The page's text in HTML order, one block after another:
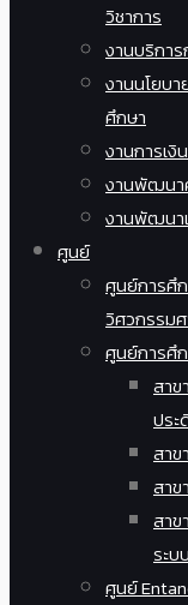
วิชาการ
งานบริการ
งานนโยบ
ศึกษา
งานการเ
งานพัฒน
งานพัฒนา
ศูนย์
ศูนย์การศึ
วิศวกรรม
ศูนย์การศึ
สา
ปร
สา
สาข
สาข
ระ
ศูนย์